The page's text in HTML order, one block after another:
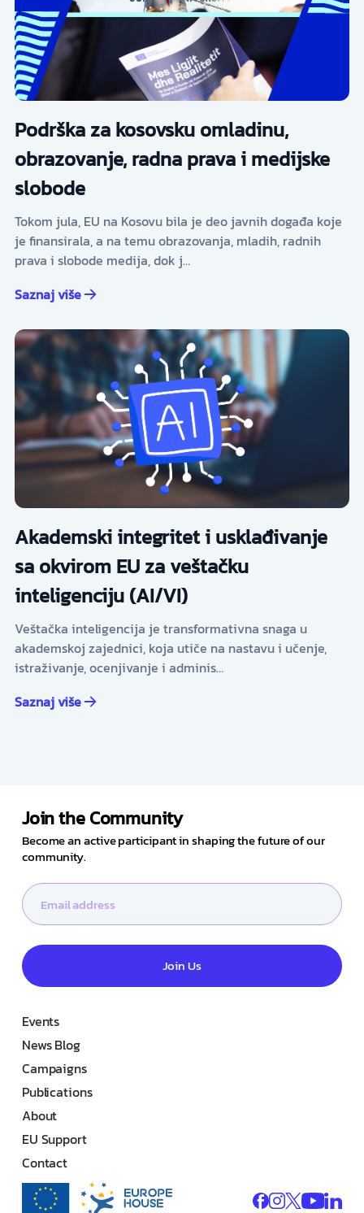
Podrška za kosovsku omladinu,
obrazovanje, radna prava i medijske
slobode
Tokom jula, EU na Kosovu bila je deo javnih događa koje
je finansirala, a na temu obrazovanja, mladih, radnih
prava i slobode medija, dok j…
Saznaj više
Akademski integritet i usklađivanje
sa okvirom EU za veštačku
inteligenciju (AI/VI)
Veštačka inteligencija je transformativna snaga u
akademskoj zajednici, koja utiče na nastavu i učenje,
istraživanje, ocenjivanje i adminis…
Saznaj više
Join the Community
Become an active participant in shaping the future of our
community.
Join Us
Events
News Blog
Campaigns
Publications
About
EU Support
Contact